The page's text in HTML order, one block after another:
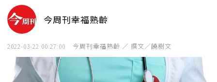
今周刊幸福熟齡
2022-03-22 00:27:00 今周刊幸福熟齡 ／ 撰文／饒樹文